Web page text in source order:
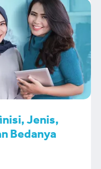
Jenis,
Bedanya